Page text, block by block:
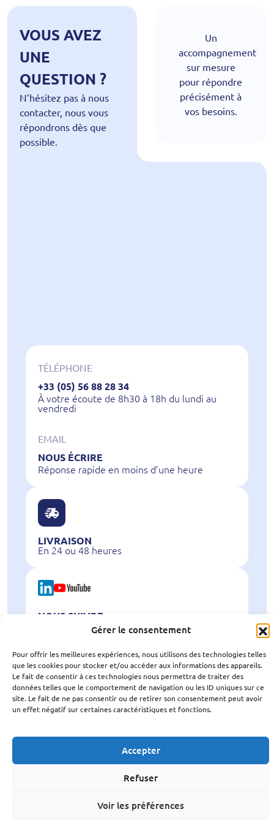
Gérer le consentement
Pour offrir les meilleures expériences, nous utilisons des technologies telles
que les cookies pour stocker et/ou accéder aux informations des appareils.
Le fait de consentir à ces technologies nous permettra de traiter des
données telles que le comportement de navigation ou les ID uniques sur ce
site. Le fait de ne pas consentir ou de retirer son consentement peut avoir
un effet négatif sur certaines caractéristiques et fonctions.
Accepter
Refuser
Voir les préférences
VOUS AVEZ
UNE
QUESTION ?
N’hésitez pas à nous
contacter, nous vous
répondrons dès que
possible.
Un
accompagnement
sur mesure
pour répondre
précisément à
vos besoins.
TÉLÉPHONE
+33 (05) 56 88 28 34
À votre écoute de 8h30 à 18h du lundi au
vendredi
EMAIL
NOUS ÉCRIRE
Réponse rapide en moins d’une heure
LIVRAISON
En 24 ou 48 heures
NOUS SUIVRE
sur les réseaux
Mentions légales Politique de confidentialité